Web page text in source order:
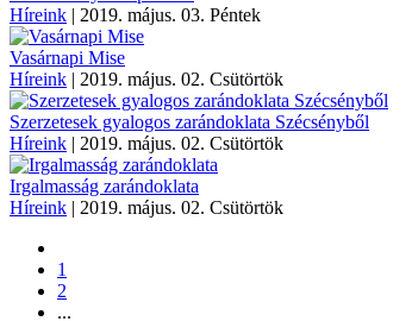
Híreink | 2019. május. 03. Péntek
Vasárnapi Mise
Híreink | 2019. május. 02. Csütörtök
Szerzetesek gyalogos zarándoklata Szécsényből
Híreink | 2019. május. 02. Csütörtök
Irgalmasság zarándoklata
Híreink | 2019. május. 02. Csütörtök
1
2
...